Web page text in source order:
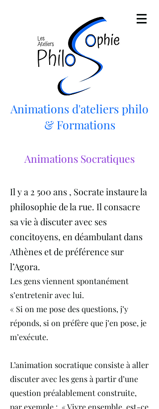
Animations d'ateliers philo
& Formations
Animations Socratiques
Il y a 2 500 ans , Socrate instaure la
philosophie de la rue. Il consacre
sa vie à discuter avec ses
concitoyens, en déambulant dans
Athènes et de préférence sur
l’Agora.
Les gens viennent spontanément
s’entretenir avec lui.
« Si on me pose des questions, j’y
réponds, si on préfère que j’en pose, je
m’exécute.
L’animation socratique consiste à aller
discuter avec les gens à partir d’une
question préalablement construite,
par exemple : « Vivre ensemble, est-ce